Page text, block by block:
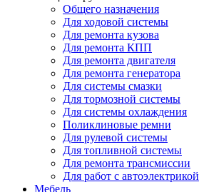
Общего назначения
Для ходовой системы
Для ремонта кузова
Для ремонта КПП
Для ремонта двигателя
Для ремонта генератора
Для системы смазки
Для тормозной системы
Для системы охлаждения
Поликлиновые ремни
Для рулевой системы
Для топливной системы
Для ремонта трансмиссии
Для работ с автоэлектрикой
Мебель